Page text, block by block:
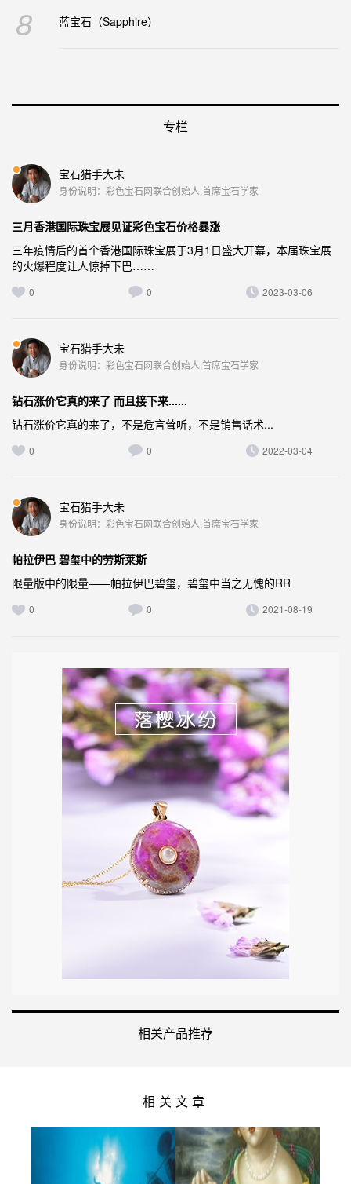
8 蓝宝石（Sapphire）
专栏
宝石猎手大未
身份说明：彩色宝石网联合创始人,首席宝石学家
三月香港国际珠宝展见证彩色宝石价格暴涨
三年疫情后的首个香港国际珠宝展于3月1日盛大开幕，本届珠宝展
的火爆程度让人惊掉下巴……
0 0 2023-03-06
宝石猎手大未
身份说明：彩色宝石网联合创始人,首席宝石学家
钻石涨价它真的来了 而且接下来......
钻石涨价它真的来了，不是危言耸听，不是销售话术...
0 0 2022-03-04
宝石猎手大未
身份说明：彩色宝石网联合创始人,首席宝石学家
帕拉伊巴 碧玺中的劳斯莱斯
限量版中的限量——帕拉伊巴碧玺，碧玺中当之无愧的RR
0 0 2021-08-19
相关产品推荐
相关文章